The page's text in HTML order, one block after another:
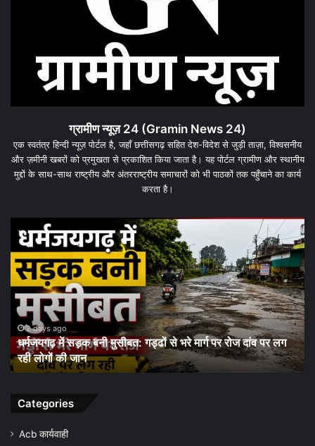
ग्रामीण न्यूज़ 24 (Gramin News 24)
एक स्वतंत्र हिन्दी न्यूज़ पोर्टल है, जहाँ छत्तीसगढ़ सहित देश-विदेश से जुड़ी ताज़ा, विश्वसनीय
और ज़मीनी खबरों को प्रमुखता से प्रकाशित किया जाता है। यह पोर्टल ग्रामीण और स्थानीय
मुद्दों के साथ-साथ राष्ट्रीय और अंतरराष्ट्रीय समाचारों को भी पाठकों तक पहुँचाने का कार्य
करता है।
धरमजयगढ़
मलेरिया
अलर्ट:
स्वास्थ्य
विभाग
शुरू
किया
जन-
जागरूकता
समय
जांच
3 days ago
धरमजयगढ़ में मलेरिया अलर्ट: स्वास्थ्य विभाग ने शुरू किया जन-
जागरूकता अभियान, समय पर जांच और बचाव की अपील
के
पर
बड़ा
पूरे
की
Categories
Acb कार्यवाही